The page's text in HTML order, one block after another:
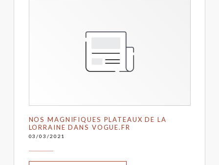
NOS MAGNIFIQUES PLATEAUX DE LA
LORRAINE DANS VOGUE.FR
03/03/2021